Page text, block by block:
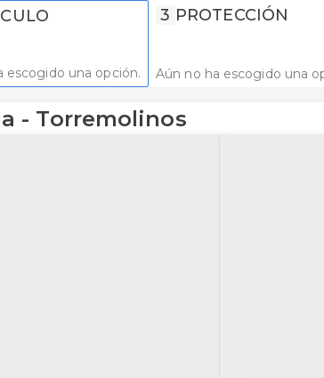
escogido una opción.
3 PROTECCIÓN
Aún no ha escogido una
- Torremolinos